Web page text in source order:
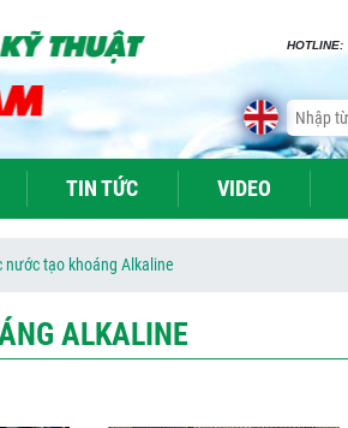
HOTLINE:
TIN TỨC VIDEO
nước tạo khoáng Alkaline
ALKALINE